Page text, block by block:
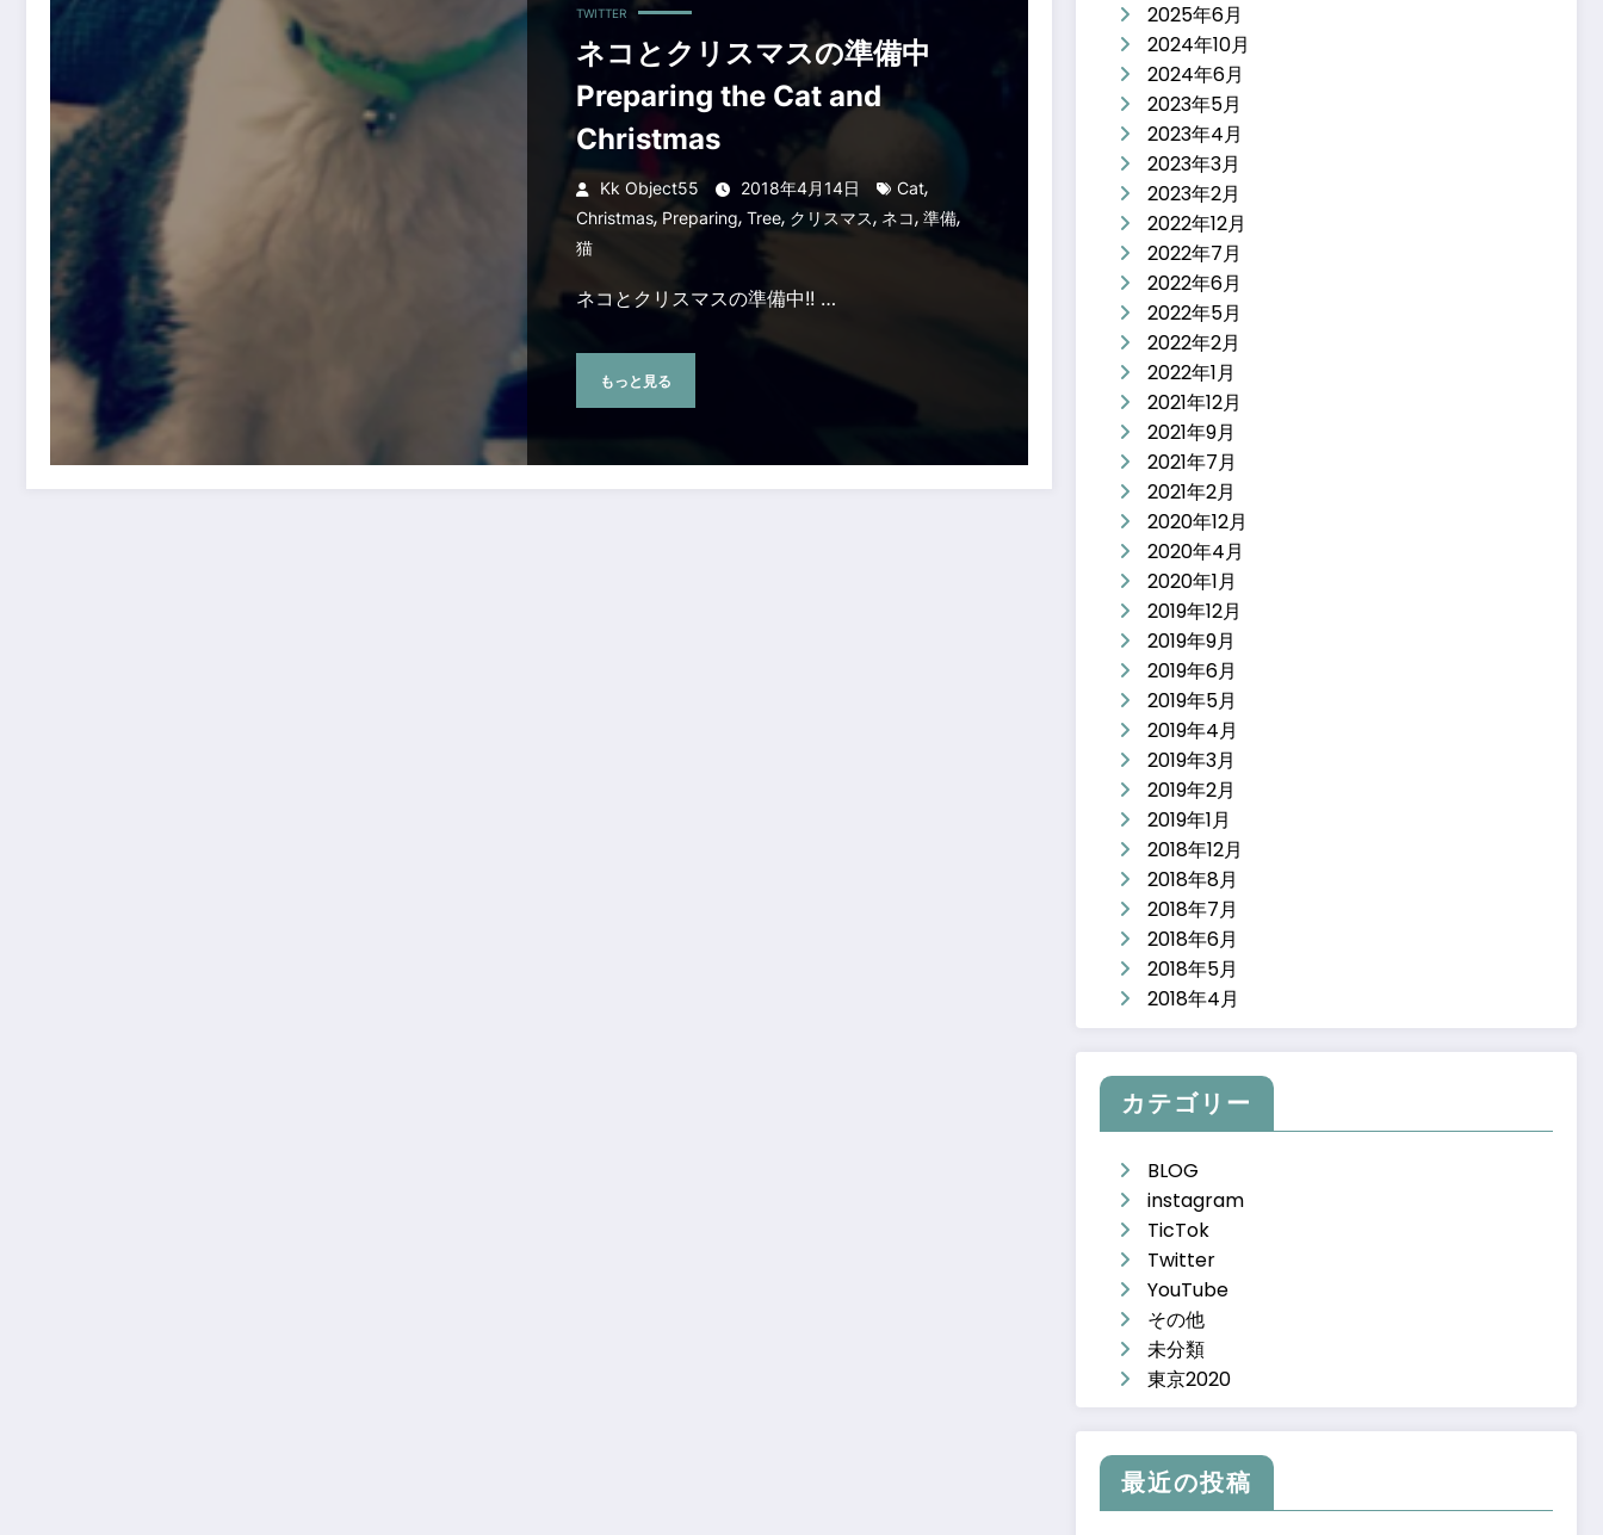
TWITTER
ネコとクリスマスの準備中
Preparing the Cat and
Christmas
Kk Object55 2018年4月14日 Cat,
Christmas,Preparing, Tree, クリスマス, ネコ, 準備,
猫
ネコとクリスマスの準備中!! …
もっと見る
2025年6月
2024年10月
2024年6月
2023年5月
2023年4月
2023年3月
2023年2月
2022年12月
2022年7月
2022年6月
2022年5月
2022年2月
2022年1月
2021年12月
2021年9月
2021年7月
2021年2月
2020年12月
2020年4月
2020年1月
2019年12月
2019年9月
2019年6月
2019年5月
2019年4月
2019年3月
2019年2月
2019年1月
2018年12月
2018年8月
2018年7月
2018年6月
2018年5月
2018年4月
カテゴリー
BLOG
instagram
TicTok
Twitter
YouTube
その他
未分類
東京2020
最近の投稿